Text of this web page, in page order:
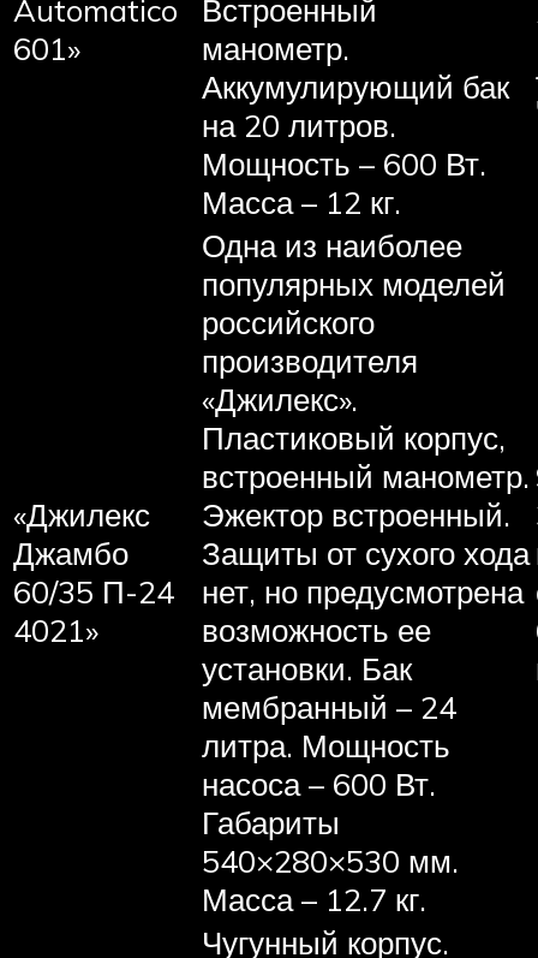
Automatico
601»
Встроенный
манометр.
Аккумулирующий бак
на 20 литров.
Мощность – 600 Вт.
Масса – 12 кг.
«Джилекс
Джамбо
60/35 П-24
4021»
Одна из наиболее
популярных моделей
российского
производителя
«Джилекс».
Пластиковый корпус,
встроенный манометр.
Эжектор встроенный.
Защиты от сухого хода
нет, но предусмотрена
возможность ее
установки. Бак
мембранный – 24
литра. Мощность
насоса – 600 Вт.
Габариты
540×280×530 мм.
Масса – 12.7 кг.
Чугунный корпус.